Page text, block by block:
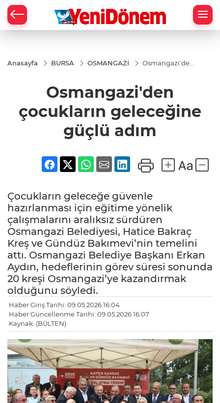
Anasayfa BURSA OSMANGAZİ
Osmangazi'den
güçlü adım
Osmangazi'den
çocukların geleceğine
güçlü adım
Çocukların geleceğe güvenle
hazırlanması için eğitime yönelik
çalışmalarını aralıksız sürdüren
Osmangazi Belediyesi, Hatice Bakraç
Kreş ve Gündüz Bakımevi’nin temelini
attı. Osmangazi Belediye Başkanı Erkan
Aydın, hedeflerinin görev süresi sonunda
20 kreşi Osmangazi’ye kazandırmak
olduğunu söyledi.
Haber Giriş Tarihi: 09.05.2026 16:04
Haber Güncellenme Tarihi: 09.05.2026 16:07
Kaynak: (BÜLTEN)